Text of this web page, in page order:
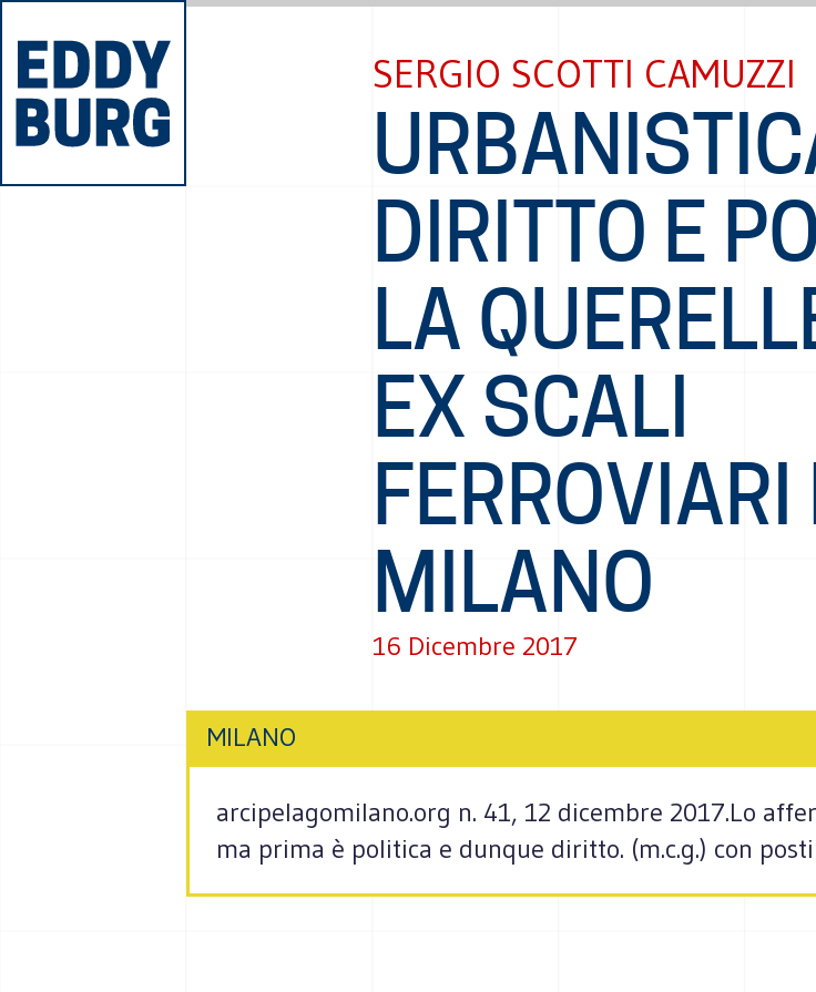
SERGIO SCOTTI CAMUZZI
DIRITTO E
LA
EX SCALI
FERROVIARI
MILANO
16 Dicembre 2017
MILANO
arcipelagomilano.org n. 41, 12 dicembre 2017.Lo
ma prima è politica e dunque diritto. (m.c.g.) con